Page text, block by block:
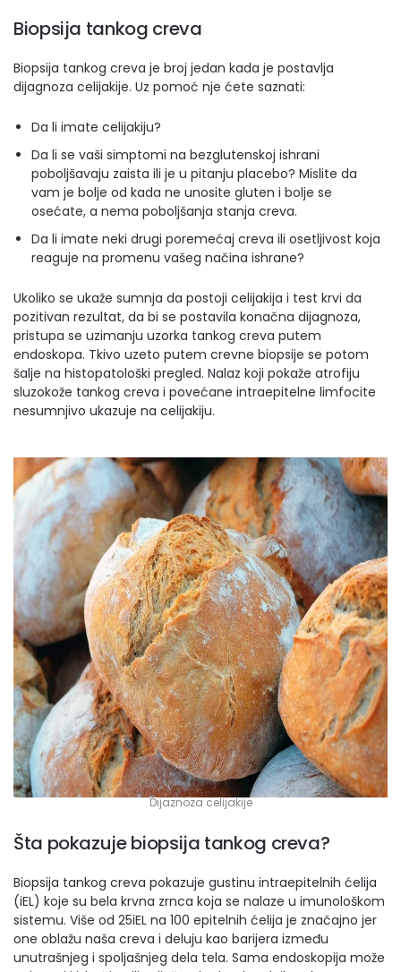
Biopsija tankog creva
Biopsija tankog creva je broj jedan kada je postavlja
dijagnoza celijakije. Uz pomoć nje ćete saznati:
Da li imate celijakiju?
Da li se vaši simptomi na bezglutenskoj ishrani
poboljšavaju zaista ili je u pitanju placebo? Mislite da
vam je bolje od kada ne unosite gluten i bolje se
osećate, a nema poboljšanja stanja creva.
Da li imate neki drugi poremećaj creva ili osetljivost koja
reaguje na promenu vašeg načina ishrane?
Ukoliko se ukaže sumnja da postoji celijakija i test krvi da
pozitivan rezultat, da bi se postavila konačna dijagnoza,
pristupa se uzimanju uzorka tankog creva putem
endoskopa. Tkivo uzeto putem crevne biopsije se potom
šalje na histopatološki pregled. Nalaz koji pokaže atrofiju
sluzokože tankog creva i povećane intraepitelne limfocite
nesumnjivo ukazuje na celijakiju.
Dijaznoza celijakije
Šta pokazuje biopsija tankog creva?
Biopsija tankog creva pokazuje gustinu intraepitelnih ćelija
(iEL) koje su bela krvna zrnca koja se nalaze u imunološkom
sistemu. Više od 25iEL na 100 epitelnih ćelija je značajno jer
one oblažu naša creva i deluju kao barijera između
unutrašnjeg i spoljašnjeg dela tela. Sama endoskopija može